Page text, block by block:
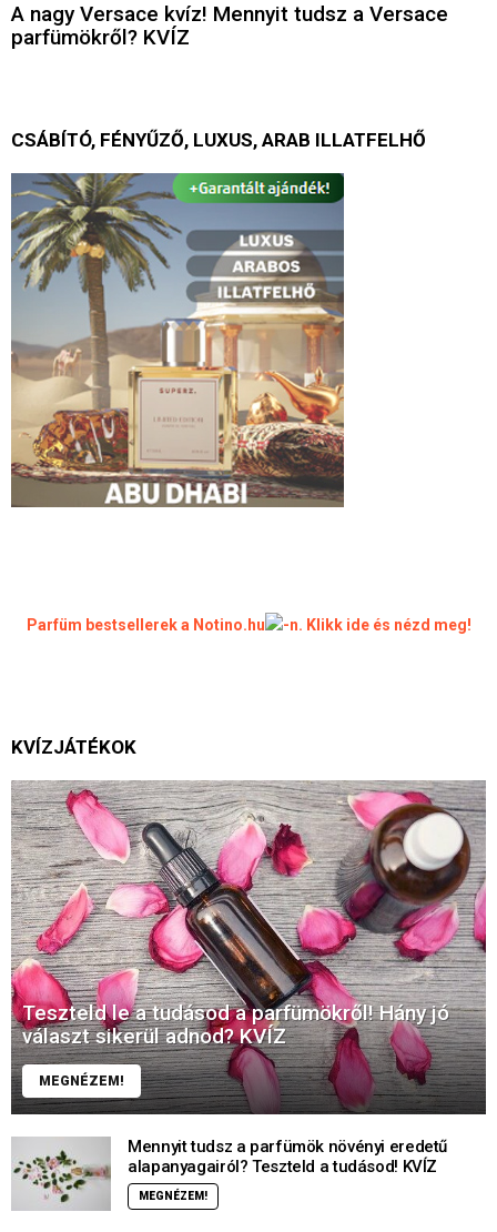
A nagy Versace kvíz! Mennyit tudsz a Versace
parfümökről? KVÍZ
CSÁBÍTÓ, FÉNYŰZŐ, LUXUS, ARAB ILLATFELHŐ
Parfüm bestsellerek a Notino.hu -n. Klikk ide és nézd meg!
KVÍZJÁTÉKOK
Teszteld le a tudásod a parfümökről! Hány jó
választ sikerül adnod? KVÍZ
MEGNÉZEM!
Mennyit tudsz a parfümök növényi eredetű
alapanyagairól? Teszteld a tudásod! KVÍZ
MEGNÉZEM!